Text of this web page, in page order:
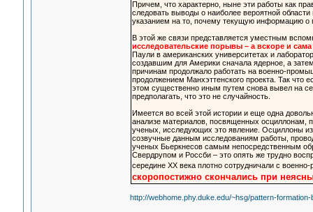
Причем, что характерно, ныне эти работы как
следовать выводы о наиболее вероятной
указанием на то, почему текущую информацию о
В этой же связи представляется уместным
исследовательские порывы – а вскоре и
Паули в американских университетах и
создавшим для Америки сначала ядерное, а
причинам продолжало работать на военно-
продолжением Манхэттенского проекта. Так что
этом существенно иным путем снова вывел на
предполагать, что это не случайность.
Имеется во всей этой истории и еще одна
анализе материалов, посвященных осциллонам,
ученых, исследующих это явление. Осциллоны
созвучные данным исследованиям работы,
ученых Бьеркнесов самым непосредственным
Свердрупом и Россби – это опять же трудно
середине XX века плотно сотрудничали с
скоропостижно скончались при
http://webhome.phy.duke.edu/~hsg/pattern-